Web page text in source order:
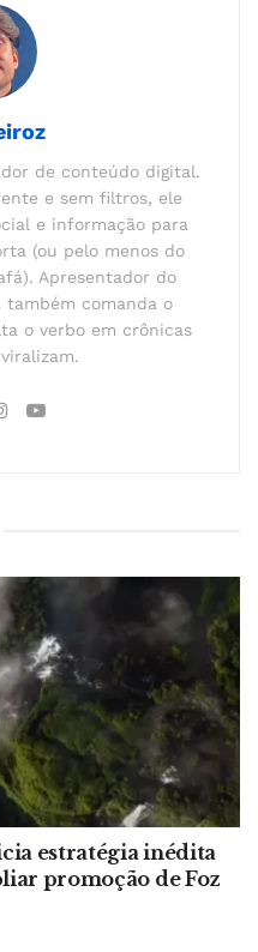
de conteúdo digital.
e sem filtros, ele
e informação para
(ou pelo menos do
Apresentador do
também comanda o
o verbo em crônicas
estratégia inédita
promoção de Foz